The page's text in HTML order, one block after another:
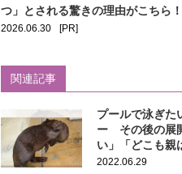
つ」とされる驚きの理由がこちら！
2026.06.30 [PR]
関連記事
プールで泳ぎた
ー その後の展
い」「どこも親
2022.06.29